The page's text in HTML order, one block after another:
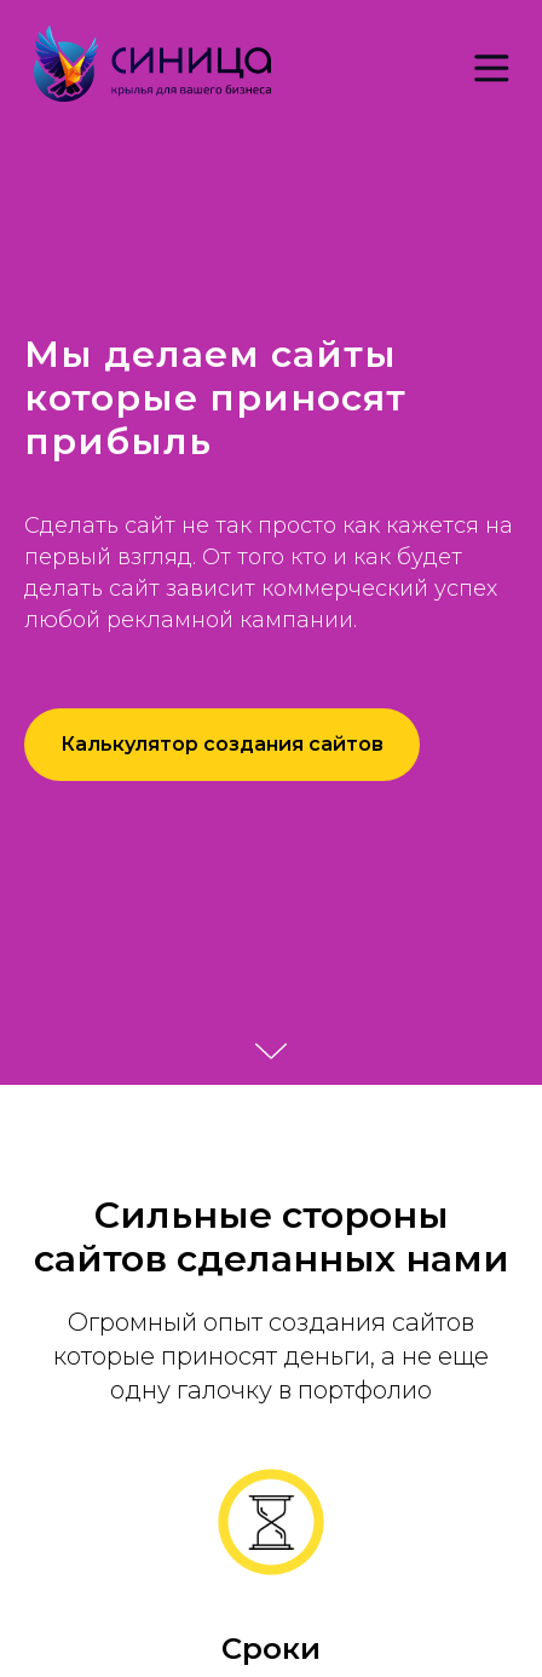
+7
Мы делаем сайты
которые приносят
прибыль
Сделать сайт не так просто как кажется на
первый взгляд. От того кто и как будет
делать сайт зависит коммерческий успех
любой рекламной кампании.
Калькулятор создания сайтов
Сильные стороны
сайтов сделанных нами
Огромный опыт создания сайтов
которые приносят деньги, а не еще
одну галочку в портфолио
Сроки